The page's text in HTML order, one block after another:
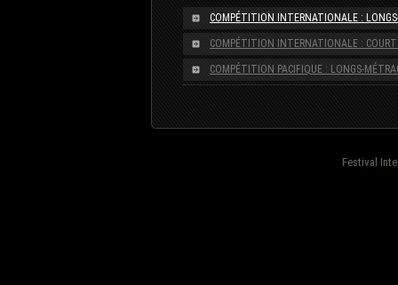
COMPÉTITION INTERNATIONALE :
COMPÉTITION INTERNATIONALE :
COMPÉTITION PACIFIQUE : LONGS-
Festival